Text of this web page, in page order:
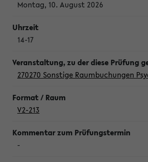
Montag, 10. August 2026
14-17
270270 Sonstige Raumbuchungen
V2-213
-